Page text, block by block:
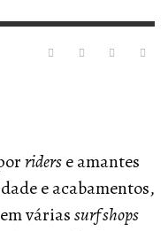
riderse amantes
e acabamentos,
váriassurf shops